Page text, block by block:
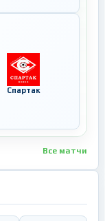
Спартак
Все матчи